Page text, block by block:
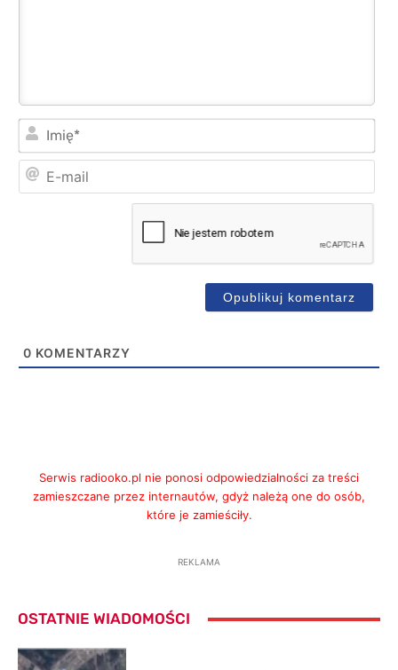
0 KOMENTARZY
Serwis radiooko.pl nie ponosi odpowiedzialności za treści
zamieszczane przez internautów, gdyż należą one do osób,
które je zamieściły.
REKLAMA
OSTATNIE WIADOMOŚCI